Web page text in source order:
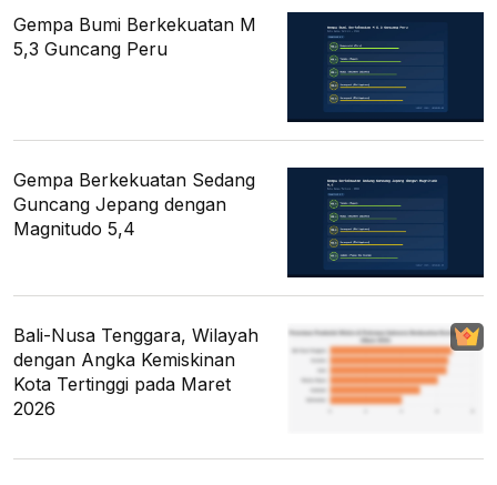
Gempa Bumi Berkekuatan M
5,3 Guncang Peru
Gempa Berkekuatan Sedang
Guncang Jepang dengan
Magnitudo 5,4
Bali-Nusa Tenggara, Wilayah
dengan Angka Kemiskinan
Kota Tertinggi pada Maret
2026